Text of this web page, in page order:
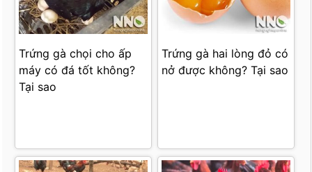
Trứng gà chọi cho ấp
máy có đá tốt không?
Tại sao
Trứng gà hai lòng đỏ có
nở được không? Tại sao